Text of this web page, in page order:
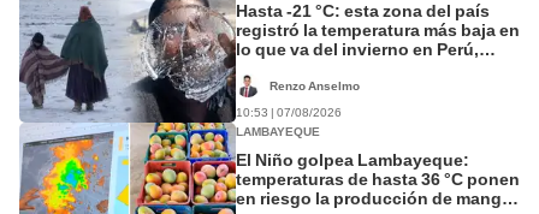
Hasta -21 °C: esta zona del país
registró la temperatura más baja en
lo que va del invierno en Perú,
Renzo Anselmo
10:53 | 07/08/2026
LAMBAYEQUE
El Niño golpea Lambayeque:
temperaturas de hasta 36 °C ponen
en riesgo la producción de mango